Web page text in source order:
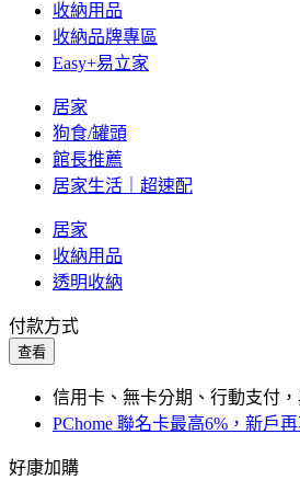
收納用品
收納品牌專區
Easy+易立家
居家
狗食/罐頭
館長推薦
居家生活｜超速配
居家
收納用品
透明收納
付款方式
查看
信用卡、無卡分期、行動支付
PChome 聯名卡最高6%，新戶
好康加購